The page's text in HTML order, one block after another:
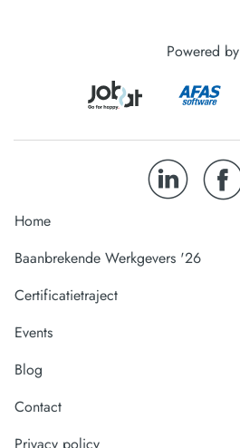
Powered by
Home
Baanbrekende Werkgevers '26
Certificatietraject
Events
Blog
Contact